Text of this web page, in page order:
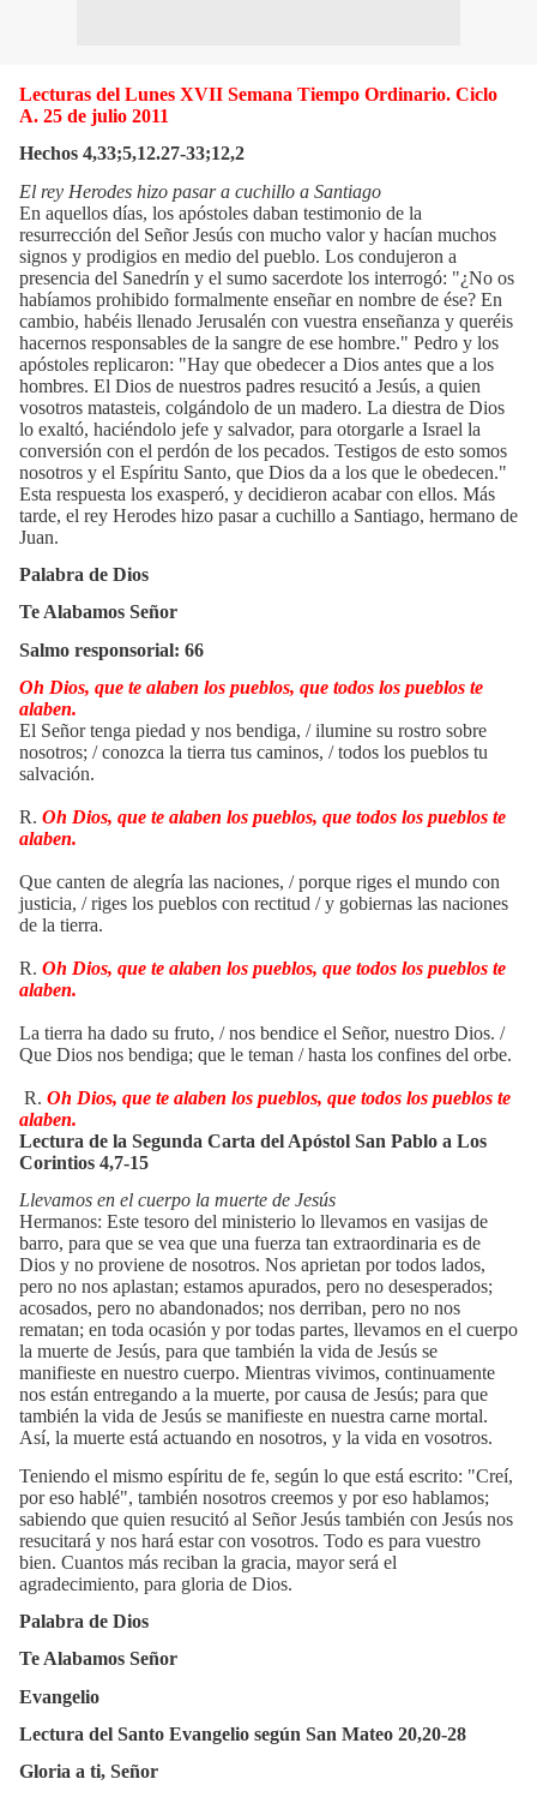
Lecturas del Lunes XVII Semana Tiempo Ordinario. Ciclo
A. 25 de julio 2011
Hechos 4,33;5,12.27-33;12,2
El rey Herodes hizo pasar a cuchillo a Santiago
En aquellos días, los apóstoles daban testimonio de la
resurrección del Señor Jesús con mucho valor y hacían muchos
signos y prodigios en medio del pueblo. Los condujeron a
presencia del Sanedrín y el sumo sacerdote los interrogó: "¿No os
habíamos prohibido formalmente enseñar en nombre de ése? En
cambio, habéis llenado Jerusalén con vuestra enseñanza y queréis
hacernos responsables de la sangre de ese hombre." Pedro y los
apóstoles replicaron: "Hay que obedecer a Dios antes que a los
hombres. El Dios de nuestros padres resucitó a Jesús, a quien
vosotros matasteis, colgándolo de un madero. La diestra de Dios
lo exaltó, haciéndolo jefe y salvador, para otorgarle a Israel la
conversión con el perdón de los pecados. Testigos de esto somos
nosotros y el Espíritu Santo, que Dios da a los que le obedecen."
Esta respuesta los exasperó, y decidieron acabar con ellos. Más
tarde, el rey Herodes hizo pasar a cuchillo a Santiago, hermano de
Juan.
Palabra de Dios
Te Alabamos Señor
Salmo responsorial: 66
Oh Dios, que te alaben los pueblos, que todos los pueblos te
alaben.
El Señor tenga piedad y nos bendiga, / ilumine su rostro sobre
nosotros; / conozca la tierra tus caminos, / todos los pueblos tu
salvación.
R. Oh Dios, que te alaben los pueblos, que todos los pueblos te
alaben.
Que canten de alegría las naciones, / porque riges el mundo con
justicia, / riges los pueblos con rectitud / y gobiernas las naciones
de la tierra.
R. Oh Dios, que te alaben los pueblos, que todos los pueblos te
alaben.
La tierra ha dado su fruto, / nos bendice el Señor, nuestro Dios. /
Que Dios nos bendiga; que le teman / hasta los confines del orbe.
R. Oh Dios, que te alaben los pueblos, que todos los pueblos te
alaben.
Lectura de la Segunda Carta del Apóstol San Pablo a Los
Corintios 4,7-15
Llevamos en el cuerpo la muerte de Jesús
Hermanos: Este tesoro del ministerio lo llevamos en vasijas de
barro, para que se vea que una fuerza tan extraordinaria es de
Dios y no proviene de nosotros. Nos aprietan por todos lados,
pero no nos aplastan; estamos apurados, pero no desesperados;
acosados, pero no abandonados; nos derriban, pero no nos
rematan; en toda ocasión y por todas partes, llevamos en el cuerpo
la muerte de Jesús, para que también la vida de Jesús se
manifieste en nuestro cuerpo. Mientras vivimos, continuamente
nos están entregando a la muerte, por causa de Jesús; para que
también la vida de Jesús se manifieste en nuestra carne mortal.
Así, la muerte está actuando en nosotros, y la vida en vosotros.
Teniendo el mismo espíritu de fe, según lo que está escrito: "Creí,
por eso hablé", también nosotros creemos y por eso hablamos;
sabiendo que quien resucitó al Señor Jesús también con Jesús nos
resucitará y nos hará estar con vosotros. Todo es para vuestro
bien. Cuantos más reciban la gracia, mayor será el
agradecimiento, para gloria de Dios.
Palabra de Dios
Te Alabamos Señor
Evangelio
Lectura del Santo Evangelio según San Mateo 20,20-28
Gloria a ti, Señor